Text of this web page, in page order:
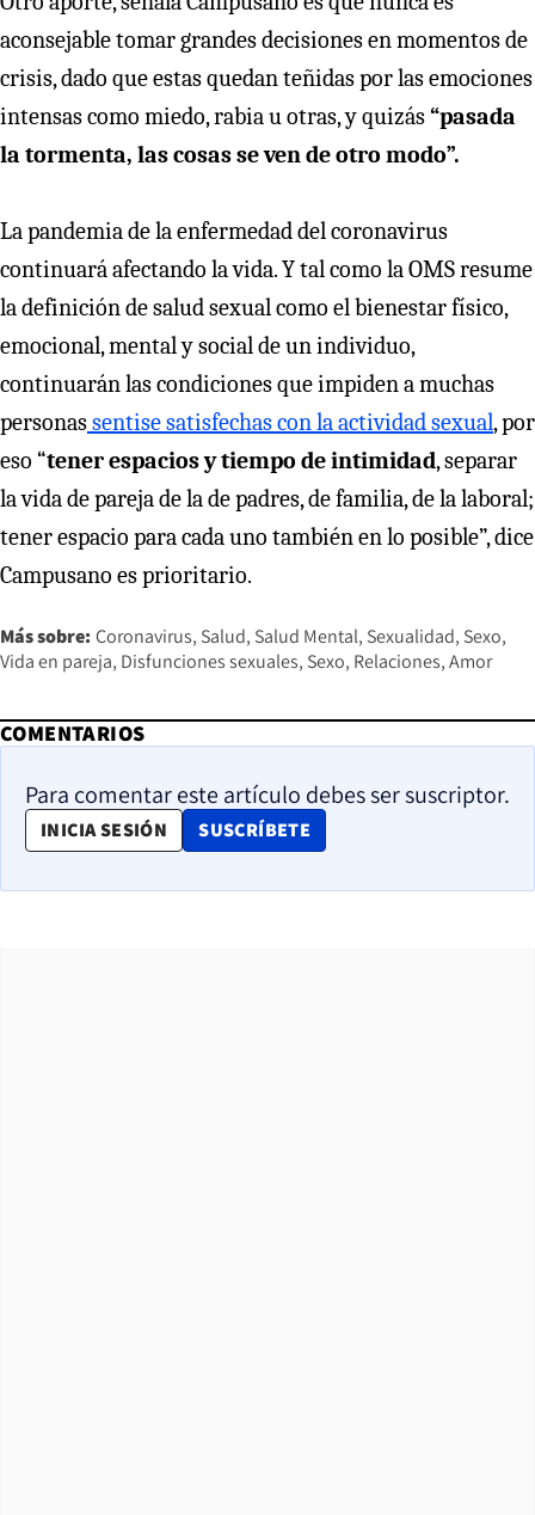
aconsejable tomar grandes decisiones en momentos de
crisis, dado que estas quedan teñidas por las emociones
intensas como miedo, rabia u otras, y quizás“pasada
la tormenta, las cosas se ven de otro modo”.
La pandemia de la enfermedad del coronavirus
continuará afectando la vida. Y tal como la OMS resume
la definición de salud sexual como el bienestar físico,
emocional, mental y social de un individuo,
continuarán las condiciones que impiden a muchas
personassentise satisfechas con la actividad sexual, por
eso “tener espacios y tiempo de intimidad, separar
la vida de pareja de la de padres, de familia, de la laboral;
tener espacio para cada uno también en lo posible”, dice
Campusano es prioritario.
Más sobre: Coronavirus Salud Salud Mental Sexualidad Sexo
Vida en pareja Disfunciones sexuales Sexo Relaciones Amor
COMENTARIOS
Para comentar este artículo debes ser suscriptor.
INICIA SESIÓN SUSCRÍBETE
OPENS IN NEW WINDOW